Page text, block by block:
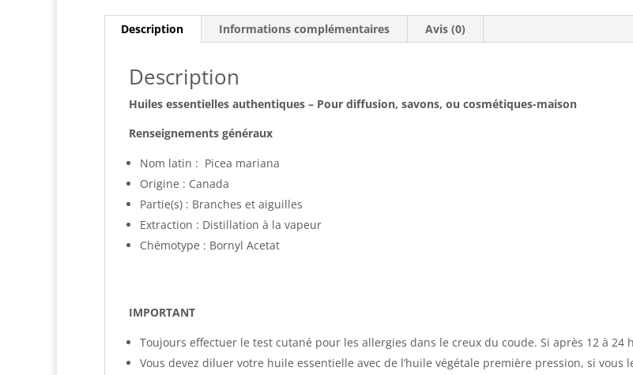
Description Informations complémentaires Avis (0)
Description
Huiles essentielles authentiques – Pour diffusion, savons, ou cosmétiques-maison
Renseignements généraux
Nom latin : Picea mariana
Origine : Canada
Partie(s) : Branches et aiguilles
Extraction : Distillation à la vapeur
Chémotype : Bornyl Acetat
IMPORTANT
Toujours effectuer le test cutané pour les allergies dans le creux du coude. Si après 12 à 24
Vous devez diluer votre huile essentielle avec de l’huile végétale première pression, si vous